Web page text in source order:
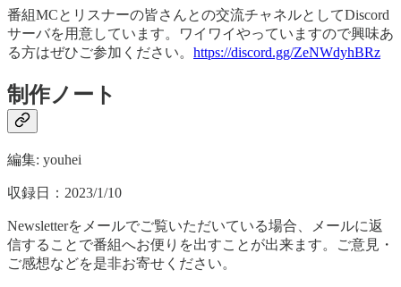
番組MCとリスナーの皆さんとの交流チャネルとしてDiscord
サーバを用意しています。ワイワイやっていますので興味あ
る方はぜひご参加ください。 https://discord.gg/ZeNWdyhBRz
制作ノート
編集: youhei
収録日：2023/1/10
Newsletterをメールでご覧いただいている場合、メールに返
信することで番組へお便りを出すことが出来ます。ご意見・
ご感想などを是非お寄せください。